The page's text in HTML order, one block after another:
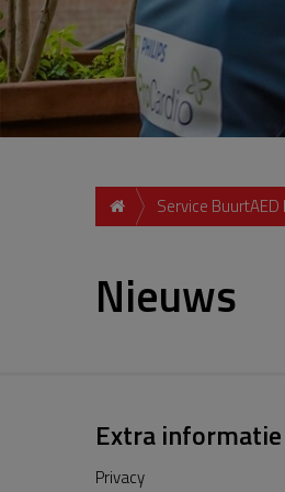
Nieuws
Extra informatie
Privacy